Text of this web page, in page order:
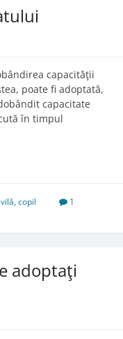
capacităţii
poate fi adoptată,
capacitate
în timpul
,copil
1
adoptaţi